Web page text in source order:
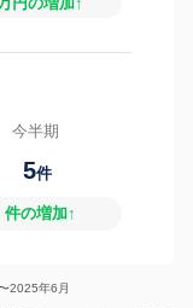
今半期
5件
件の増加↑
2025年6月